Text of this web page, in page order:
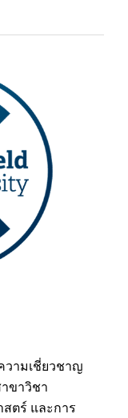
วามเชี่ยวชาญ
ขาวิชา
สตร์ และการ